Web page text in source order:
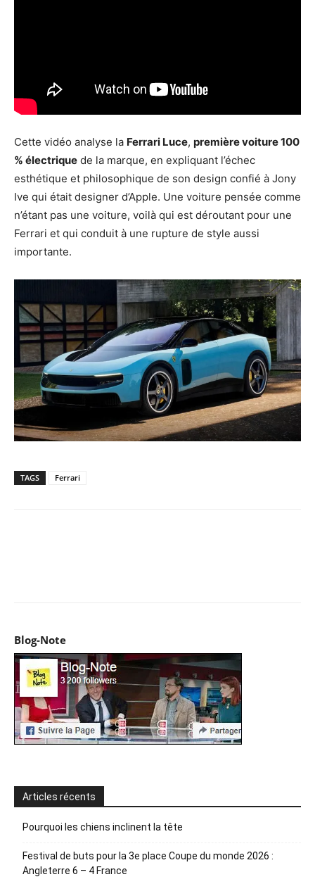
Cette vidéo analyse la Ferrari Luce, première voiture 100
% électrique de la marque, en expliquant l’échec
esthétique et philosophique de son design confié à Jony
Ive qui était designer d’Apple. Une voiture pensée comme
n’étant pas une voiture, voilà qui est déroutant pour une
Ferrari et qui conduit à une rupture de style aussi
importante.
TAGS Ferrari
Blog-Note
Articles récents
Pourquoi les chiens inclinent la tête
Festival de buts pour la 3e place Coupe du monde 2026 :
Angleterre 6 – 4 France